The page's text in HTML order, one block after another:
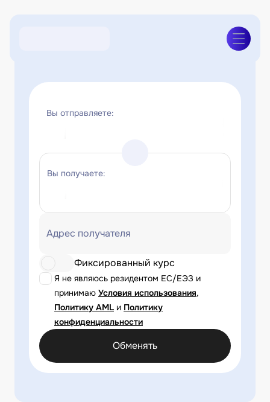
Вы отправляете:
Вы получаете:
Адрес получателя
Я не являюсь резидентом ЕС/ЕЭЗ и
принимаю Условия использования,
Политику AML и Политику
конфиденциальности
Фиксированный курс
Обменять